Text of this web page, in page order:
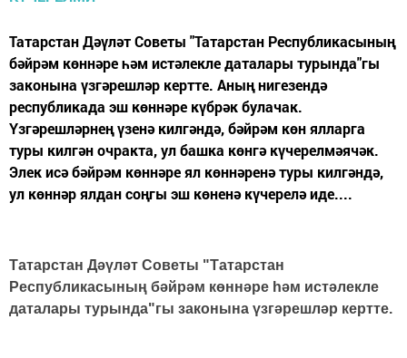
Татарстан Дәүләт Советы "Татарстан Республикасының
бәйрәм көннәре һәм истәлекле даталары турында"гы
законына үзгәрешләр кертте. Аның нигезендә
республикада эш көннәре күбрәк булачак.
Үзгәрешләрнең үзенә килгәндә, бәйрәм көн ялларга
туры килгән очракта, ул башка көнгә күчерелмәячәк.
Элек исә бәйрәм көннәре ял көннәренә туры килгәндә,
ул көннәр ялдан соңгы эш көненә күчерелә иде....
Татарстан Дәүләт Советы "Татарстан
Республикасының бәйрәм көннәре һәм истәлекле
даталары турында"гы законына үзгәрешләр кертте.